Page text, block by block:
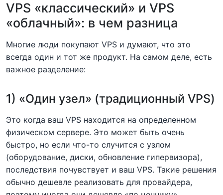
VPS «классический» и VPS
«облачный»: в чем разница
Многие люди покупают VPS и думают, что это
всегда один и тот же продукт. На самом деле, есть
важное разделение:
1) «Один узел» (традиционный VPS)
Это когда ваш VPS находится на определенном
физическом сервере. Это может быть очень
быстро, но если что-то случится с узлом
(оборудование, диски, обновление гипервизора),
последствия почувствует и ваш VPS. Такие решения
обычно дешевле реализовать для провайдера,